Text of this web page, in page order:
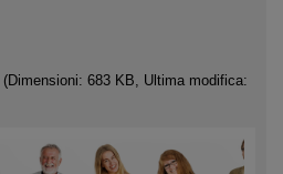
(Dimensioni: 683 KB, Ultima modifica: